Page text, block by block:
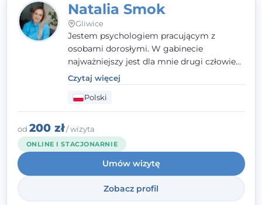
Natalia Smok
Gliwice
Jestem psychologiem pracującym z
osobami dorosłymi. W gabinecie
najważniejszy jest dla mnie drugi człowiek
- wierzę, że empatia, autentyczność i pełne
zaangażowanie tworzą bezpieczną
przestrzeń, będącą podstawą pracy nad
zmianą. W praktyce korzystam m.in. z
narzędzi Racjonalnej Terapii Zachowania.
Czytaj więcej
Polski
od 200 zł/ wizyta
ONLINE I STACJONARNIE
Umów wizytę
Zobacz profil